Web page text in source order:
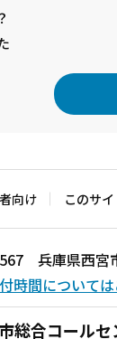
向け このサ
兵庫県西宮
時間について
総合コールセ